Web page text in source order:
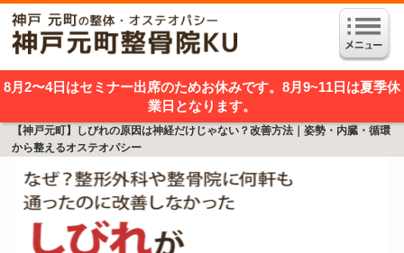
8月2〜4日はセミナー出席のためお休みです。8月9~11日は夏季休
業日となります。
【神戸元町】しびれの原因は神経だけじゃない？改善方法｜姿勢・内臓・循環
から整えるオステオパシー